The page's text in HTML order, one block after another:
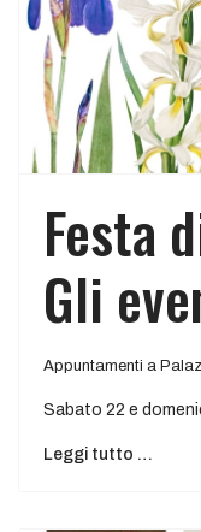
Festa
Gli
Appuntamenti a
Sabato 22 e
Leggi tutto …